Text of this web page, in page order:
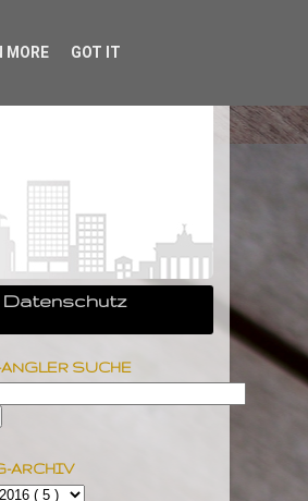
Datenschutz
SUCHE
ARCHIV
MORE GOT IT